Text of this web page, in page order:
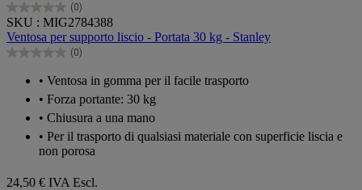
(0)
0.0
su
5
stelle.
SKU : MIG2784388
Ventosa per supporto liscio - Portata 30 kg - Stanley
(0)
0.0
stelle.
• Ventosa in gomma per il facile trasporto
• Forza portante: 30 kg
• Chiusura a una mano
• Per il trasporto di qualsiasi materiale con superficie liscia e
non porosa
24,50 € IVA Escl.